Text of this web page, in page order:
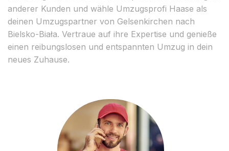
anderer Kunden und wähle Umzugsprofi Haase als
deinen Umzugspartner von Gelsenkirchen nach
Bielsko-Biała. Vertraue auf ihre Expertise und genieße
einen reibungslosen und entspannten Umzug in dein
neues Zuhause.